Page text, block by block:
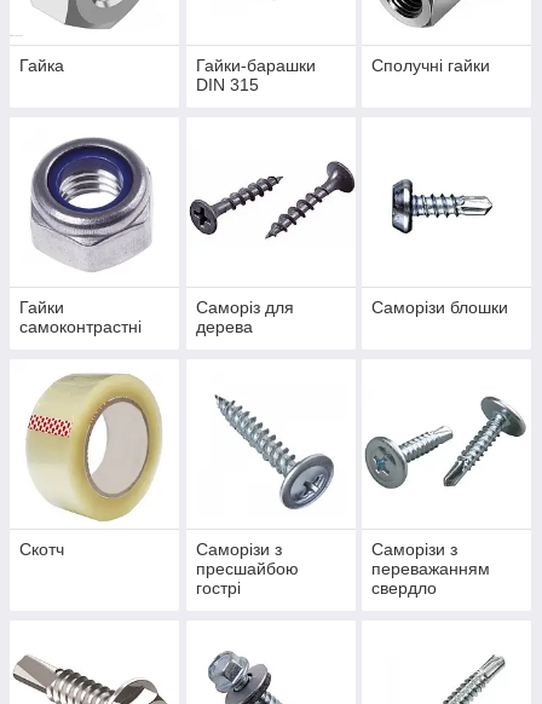
Гайка
Гайки-барашки
DIN 315
Сполучні гайки
Гайки
самоконтрастні
Саморіз для
дерева
Саморізи блошки
Скотч
Саморізи з
пресшайбою
гострі
Саморізи з
переважанням
свердло